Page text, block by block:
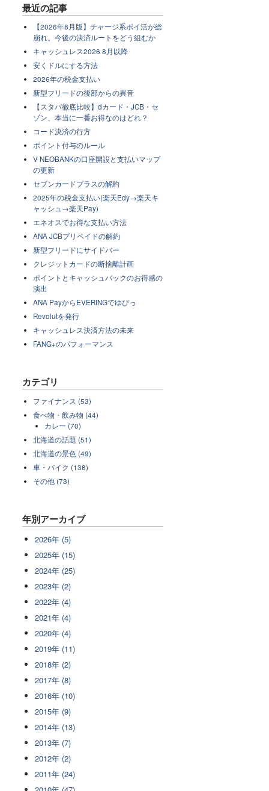
最近の記事
【2026年8月版】チャージ系ポイ活が総
崩れ。今後の決済ルートをどう組むか
キャッシュレス2026 8月以降
安くドルにする方法
2026年の税金支払い
新型フリードの後部からの異音
【スタバ徹底比較】dカード・JCB・セ
ゾン、本当に一番お得なのはどれ？
コード決済の行方
ポイント付与のルール
V NEOBANKの口座開設と支払いマップ
の更新
セブンカードプラスの解約
2025年の税金支払い(楽天Edy→楽天キ
ャッシュ→楽天Pay)
エネオスでお得な支払い方法
ANA JCBプリペイドの解約
新型フリードにサイドバー
クレジットカードの断捨離計画
ポイントとキャッシュバックのお得感の
演出
ANA PayからEVERINGでゆぴっ
Revolutを発行
キャッシュレス決済方法の未来
FANG+のパフォーマンス
カテゴリ
ファイナンス (53)
食べ物・飲み物 (44)
カレー (70)
北海道の話題 (51)
北海道の景色 (49)
車・バイク (138)
その他 (73)
年別アーカイブ
2026年 (5)
2025年 (15)
2024年 (25)
2023年 (2)
2022年 (4)
2021年 (4)
2020年 (4)
2019年 (11)
2018年 (2)
2017年 (8)
2016年 (10)
2015年 (9)
2014年 (13)
2013年 (7)
2012年 (2)
2011年 (24)